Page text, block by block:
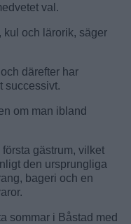
val.
kul och lärorik, säger
därefter har
successivt.
om man ibland
gästrum, vilket
den ursprungliga
bageri och en
sommar i Båstad med